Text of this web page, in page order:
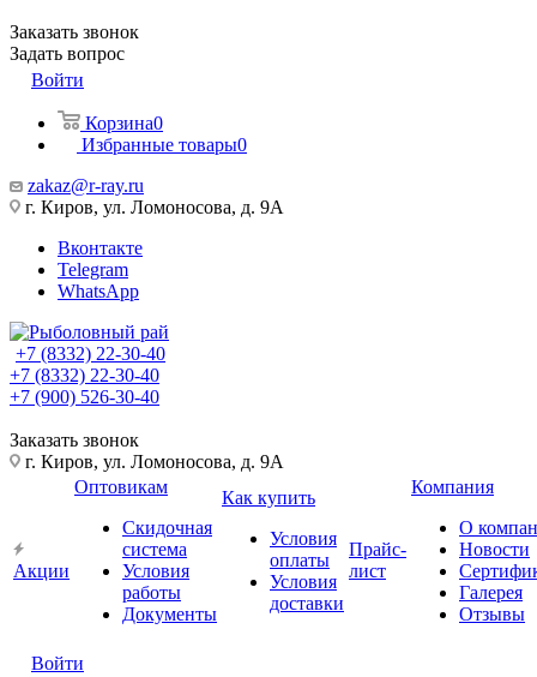
Заказать звонок
Задать вопрос
Войти
Корзина0
Избранные товары0
zakaz@r-ray.ru
г. Киров, ул. Ломоносова, д. 9А
Вконтакте
Telegram
WhatsApp
+7 (8332) 22-30-40
+7 (8332) 22-30-40
+7 (900) 526-30-40
Заказать звонок
г. Киров, ул. Ломоносова, д. 9А
Акции
Оптовикам
Скидочная
система
Условия
работы
Документы
Как купить
Условия
оплаты
Условия
доставки
Прайс-
лист
Компания
О
Новости
Галерея
Отзывы
Войти